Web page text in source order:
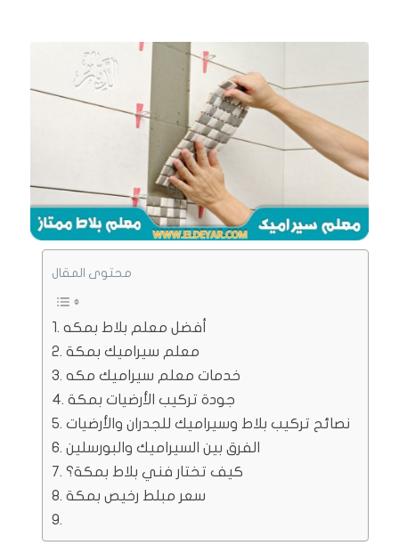
محتوى المقال
أفضل معلم بلاط بمكه
معلم سيراميك بمكة
خدمات معلم سيراميك مكه
جودة تركيب الأرضيات بمكة
نصائح تركيب بلاط وسيراميك للجدران والأرضيات
الفرق بين السيراميك والبورسلين
كيف تختار فني بلاط بمكة؟
سعر مبلط رخيص بمكة